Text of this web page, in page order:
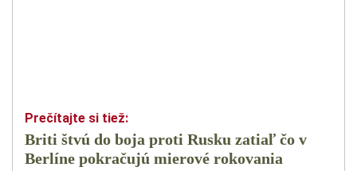
Briti štvú do boja proti Rusku zatiaľ čo v
Berlíne pokračujú mierové rokovania